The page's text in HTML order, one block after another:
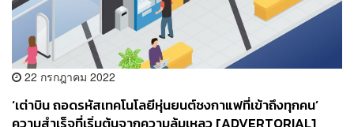
22 กรกฎาคม 2022
‘เต่าบิน ถอดรหัสเทคโนโลยีหุ่นยนต์ชงกาแฟที่เข้าถึงทุกคน’